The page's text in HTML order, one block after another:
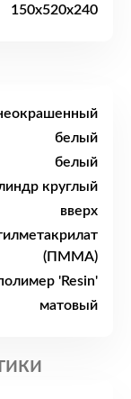
150x520x240
белый
белый
круглый
вверх
(ПММА)
'Resin'
матовый